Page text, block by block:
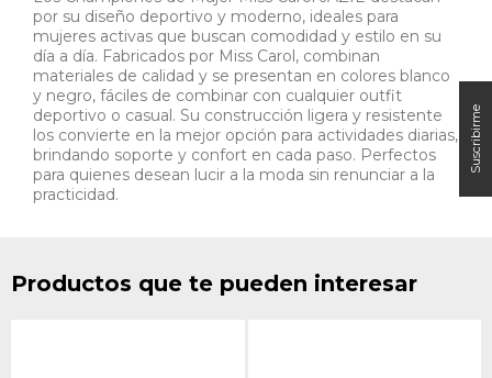
por su diseño deportivo y moderno, ideales para
mujeres activas que buscan comodidad y estilo en su
día a día. Fabricados por Miss Carol, combinan
materiales de calidad y se presentan en colores blanco
y negro, fáciles de combinar con cualquier outfit
deportivo o casual. Su construcción ligera y resistente
los convierte en la mejor opción para actividades diarias,
brindando soporte y confort en cada paso. Perfectos
para quienes desean lucir a la moda sin renunciar a la
practicidad.
Productos que te pueden interesar